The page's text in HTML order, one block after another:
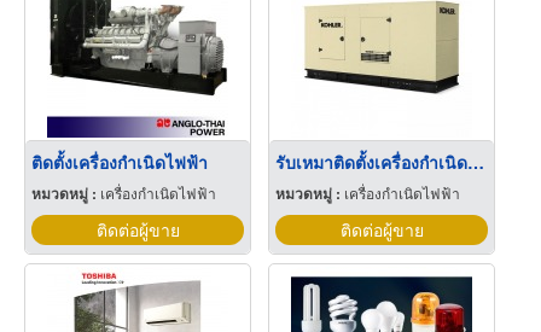
ติดตั้งเครื่องกำเนิดไฟฟ้า
หมวดหมู่ : เครื่องกำเนิดไฟฟ้า
ติดต่อผู้ขาย
รับเหมาติดตั้งเครื่องกำเนิดไฟฟ้า
หมวดหมู่ : เครื่องกำเนิดไฟฟ้า
ติดต่อผู้ขาย